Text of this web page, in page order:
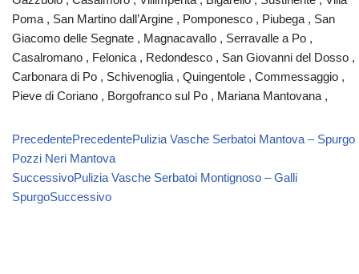
Poma , San Martino dall’Argine , Pomponesco , Piubega , San
Giacomo delle Segnate , Magnacavallo , Serravalle a Po ,
Casalromano , Felonica , Redondesco , San Giovanni del Dosso ,
Carbonara di Po , Schivenoglia , Quingentole , Commessaggio ,
Pieve di Coriano , Borgofranco sul Po , Mariana Mantovana ,
PrecedentePrecedentePulizia Vasche Serbatoi Mantova – Spurgo
Pozzi Neri Mantova
SuccessivoPulizia Vasche Serbatoi Montignoso – Galli
SpurgoSuccessivo